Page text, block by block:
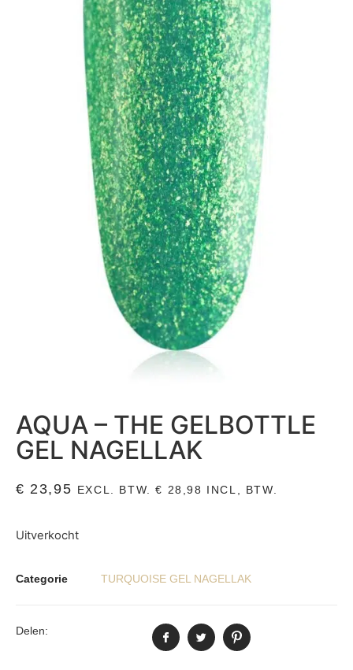
AQUA – THE GELBOTTLE
GEL NAGELLAK
€ 23,95 EXCL. BTW.€ 28,98 INCL, BTW.
Uitverkocht
Categorie TURQUOISE GEL NAGELLAK
Delen: